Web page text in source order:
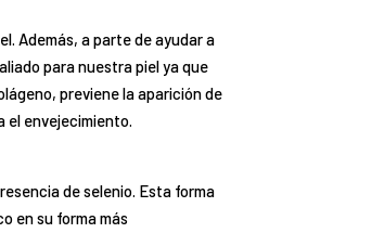
Además, a parte de ayudar a
para nuestra piel ya que
previene la aparición de
el envejecimiento.
de selenio. Esta forma
en su forma más